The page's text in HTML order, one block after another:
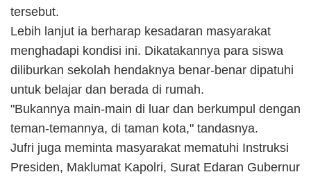
tersebut.
Lebih lanjut ia berharap kesadaran masyarakat
menghadapi kondisi ini. Dikatakannya para siswa
diliburkan sekolah hendaknya benar-benar dipatuhi
untuk belajar dan berada di rumah.
"Bukannya main-main di luar dan berkumpul dengan
teman-temannya, di taman kota," tandasnya.
Jufri juga meminta masyarakat mematuhi Instruksi
Presiden, Maklumat Kapolri, Surat Edaran Gubernur